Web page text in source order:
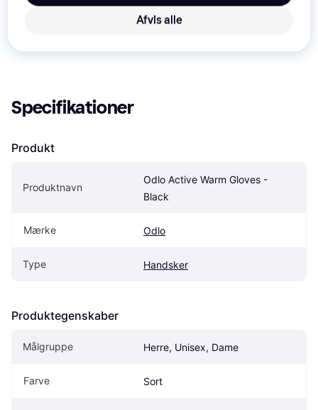
Sammenlign:
Specifikationer
Produkt
Produktnavn
Odlo Active Warm Gloves -
Black
Mærke Odlo
Type Handsker
Produktegenskaber
Målgruppe Herre, Unisex, Dame
Farve Sort
Afvis alle